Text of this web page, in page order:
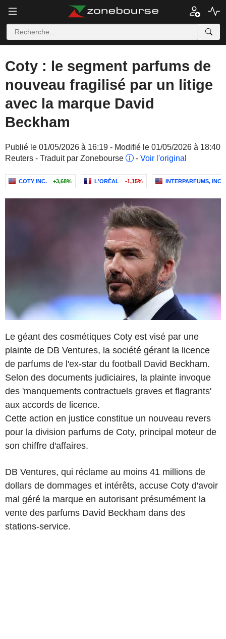
Coty : le segment parfums de
nouveau fragilisé par un litige
avec la marque David
Beckham
Publié le 01/05/2026 à 16:19 - Modifié le 01/05/2026 à 18:40
Reuters - Traduit par Zonebourse
- Voir l'original
COTY INC. +3,68% L'ORÉAL -1,15% INTERPARFUMS, INC.
Le géant des cosmétiques Coty est visé par une
plainte de DB Ventures, la société gérant la licence
de parfums de l'ex-star du football David Beckham.
Selon des documents judiciaires, la plainte invoque
des 'manquements contractuels graves et flagrants'
aux accords de licence.
Cette action en justice constitue un nouveau revers
pour la division parfums de Coty, principal moteur de
son chiffre d'affaires.
DB Ventures, qui réclame au moins 41 millions de
dollars de dommages et intérêts, accuse Coty d'avoir
mal géré la marque en autorisant présumément la
vente des parfums David Beckham dans des
stations-service.